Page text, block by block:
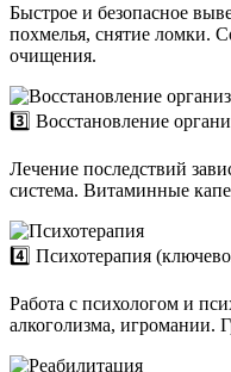
Быстрое и безопасное
похмелья, снятие ломки.
очищения.
3️⃣ Восстановление
Лечение последствий
система. Витаминные
4️⃣ Психотерапия
Работа с психологом и
алкоголизма, игромании.